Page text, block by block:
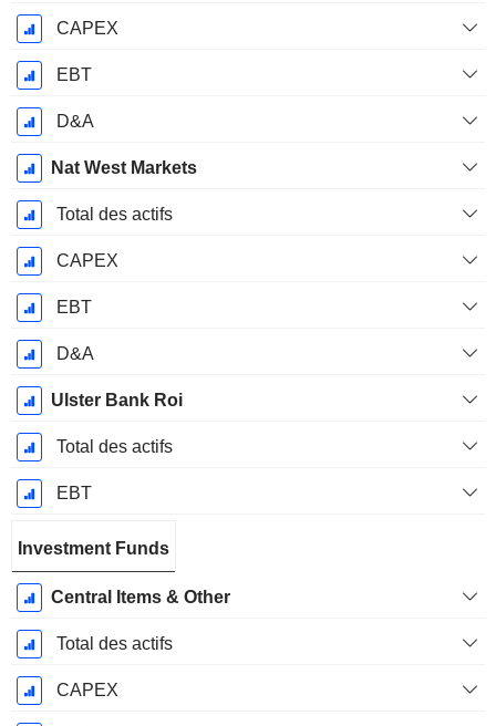
CAPEX
EBT
D&A
Nat West Markets
Total des actifs
CAPEX
EBT
D&A
Ulster Bank Roi
Total des actifs
EBT
Investment Funds
Central Items & Other
Total des actifs
CAPEX